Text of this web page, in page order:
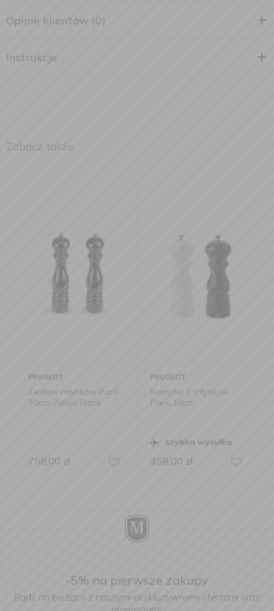
Opinie klientów (0)
Instrukcje
Zobacz także
PEUGEOT
Zestaw młynków Paris
30cm Zirlion Black
758,00 zł
PEUGEOT
Komplet 2 młynków
Paris 18cm
szybka wysyłka
358,00 zł
-5% na pierwsze zakupy
Bądź na bieżąco z naszymi ekskluzywnymi ofertami oraz